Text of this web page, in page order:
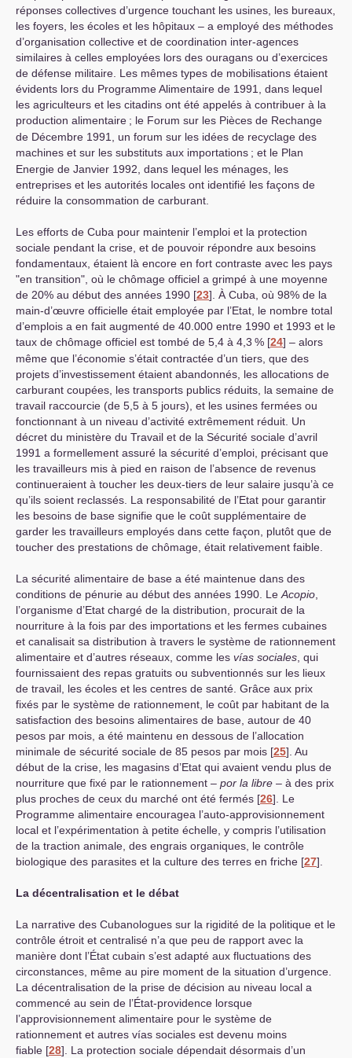
réponses collectives d’urgence touchant les usines, les bureaux,
les foyers, les écoles et les hôpitaux – a employé des méthodes
d’organisation collective et de coordination inter-agences
similaires à celles employées lors des ouragans ou d’exercices
de défense militaire. Les mêmes types de mobilisations étaient
évidents lors du Programme Alimentaire de 1991, dans lequel
les agriculteurs et les citadins ont été appelés à contribuer à la
production alimentaire ; le Forum sur les Pièces de Rechange
de Décembre 1991, un forum sur les idées de recyclage des
machines et sur les substituts aux importations ; et le Plan
Energie de Janvier 1992, dans lequel les ménages, les
entreprises et les autorités locales ont identifié les façons de
réduire la consommation de carburant.
Les efforts de Cuba pour maintenir l’emploi et la protection
sociale pendant la crise, et de pouvoir répondre aux besoins
fondamentaux, étaient là encore en fort contraste avec les pays
"en transition", où le chômage officiel a grimpé à une moyenne
de 20% au début des années 1990 [23] . À Cuba, où 98% de la
main-d’œuvre officielle était employée par l’Etat, le nombre total
d’emplois a en fait augmenté de 40.000 entre 1990 et 1993 et le
taux de chômage officiel est tombé de 5,4 à 4,3 % [24] – alors
même que l’économie s’était contractée d’un tiers, que des
projets d’investissement étaient abandonnés, les allocations de
carburant coupées, les transports publics réduits, la semaine de
travail raccourcie (de 5,5 à 5 jours), et les usines fermées ou
fonctionnant à un niveau d’activité extrêmement réduit. Un
décret du ministère du Travail et de la Sécurité sociale d’avril
1991 a formellement assuré la sécurité d’emploi, précisant que
les travailleurs mis à pied en raison de l’absence de revenus
continueraient à toucher les deux-tiers de leur salaire jusqu’à ce
qu’ils soient reclassés. La responsabilité de l’Etat pour garantir
les besoins de base signifie que le coût supplémentaire de
garder les travailleurs employés dans cette façon, plutôt que de
toucher des prestations de chômage, était relativement faible.
La sécurité alimentaire de base a été maintenue dans des
conditions de pénurie au début des années 1990. Le Acopio
l’organisme d’Etat chargé de la distribution, procurait de la
nourriture à la fois par des importations et les fermes cubaines
et canalisait sa distribution à travers le système de rationnement
alimentaire et d’autres réseaux, comme les vías sociales , qui
fournissaient des repas gratuits ou subventionnés sur les lieux
de travail, les écoles et les centres de santé. Grâce aux prix
fixés par le système de rationnement, le coût par habitant de la
satisfaction des besoins alimentaires de base, autour de 40
pesos par mois, a été maintenu en dessous de l’allocation
minimale de sécurité sociale de 85 pesos par mois [25] . Au
début de la crise, les magasins d’Etat qui avaient vendu plus de
nourriture que fixé par le rationnement – por la libre – à des prix
plus proches de ceux du marché ont été fermés [26] . Le
Programme alimentaire encouragea l’auto-approvisionnement
local et l’expérimentation à petite échelle, y compris l’utilisation
de la traction animale, des engrais organiques, le contrôle
biologique des parasites et la culture des terres en friche [27]
La décentralisation et le débat
La narrative des Cubanologues sur la rigidité de la politique et le
contrôle étroit et centralisé n’a que peu de rapport avec la
manière dont l’État cubain s’est adapté aux fluctuations des
circonstances, même au pire moment de la situation d’urgence.
La décentralisation de la prise de décision au niveau local a
commencé au sein de l’État-providence lorsque
l’approvisionnement alimentaire pour le système de
rationnement et autres vías sociales est devenu moins
fiable [28] . La protection sociale dépendait désormais d’un